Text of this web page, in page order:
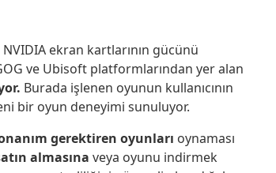
ekran kartlarının gücünü
ve Ubisoft platformlarından yer alan
Burada işlenen oyunun kullanıcının
bir oyun deneyimi sunuluyor.
gerektiren oyunları oynaması
almasına veya oyunu indirmek